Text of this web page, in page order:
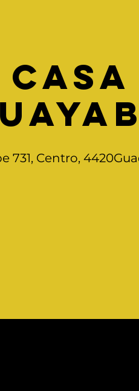
Casa
731, Centro,